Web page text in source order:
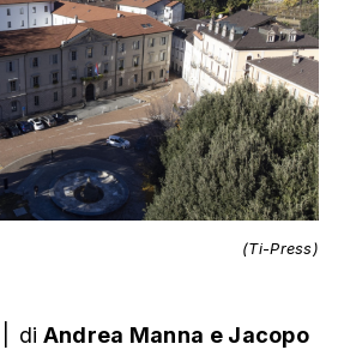
(Ti-Press)
di Andrea Manna e Jacopo